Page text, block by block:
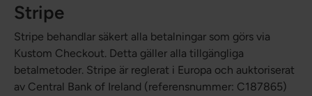
Stripe
Stripe behandlar säkert alla betalningar som görs via
Kustom Checkout. Detta gäller alla tillgängliga
betalmetoder. Stripe är reglerat i Europa och auktoriserat
av Central Bank of Ireland (referensnummer: C187865)